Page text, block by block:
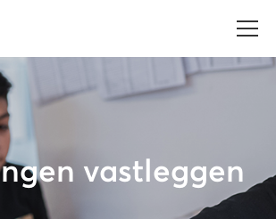
vastleggen